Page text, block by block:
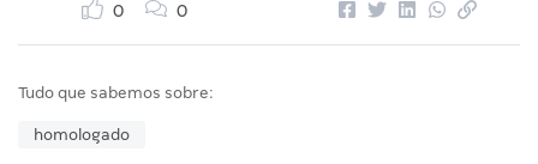
0 0
Tudo que sabemos sobre:
homologado